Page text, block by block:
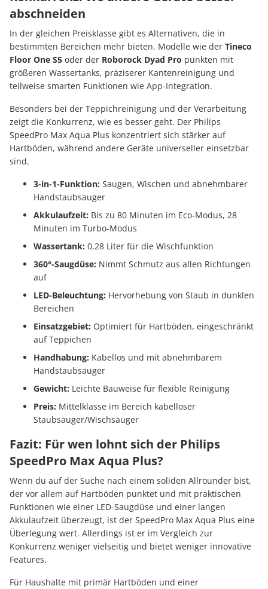
abschneiden
In der gleichen Preisklasse gibt es Alternativen, die in
bestimmten Bereichen mehr bieten. Modelle wie der Tineco
Floor One S5 oder der Roborock Dyad Pro punkten mit
größeren Wassertanks, präziserer Kantenreinigung und
teilweise smarten Funktionen wie App-Integration.
Besonders bei der Teppichreinigung und der Verarbeitung
zeigt die Konkurrenz, wie es besser geht. Der Philips
SpeedPro Max Aqua Plus konzentriert sich stärker auf
Hartböden, während andere Geräte universeller einsetzbar
sind.
3-in-1-Funktion: Saugen, Wischen und abnehmbarer
Handstaubsauger
Akkulaufzeit: Bis zu 80 Minuten im Eco-Modus, 28
Minuten im Turbo-Modus
Wassertank: 0,28 Liter für die Wischfunktion
360°-Saugdüse: Nimmt Schmutz aus allen Richtungen
auf
LED-Beleuchtung: Hervorhebung von Staub in dunklen
Bereichen
Einsatzgebiet: Optimiert für Hartböden, eingeschränkt
auf Teppichen
Handhabung: Kabellos und mit abnehmbarem
Handstaubsauger
Gewicht: Leichte Bauweise für flexible Reinigung
Preis: Mittelklasse im Bereich kabelloser
Staubsauger/Wischsauger
Fazit: Für wen lohnt sich der Philips
SpeedPro Max Aqua Plus?
Wenn du auf der Suche nach einem soliden Allrounder bist,
der vor allem auf Hartböden punktet und mit praktischen
Funktionen wie einer LED-Saugdüse und einer langen
Akkulaufzeit überzeugt, ist der SpeedPro Max Aqua Plus eine
Überlegung wert. Allerdings ist er im Vergleich zur
Konkurrenz weniger vielseitig und bietet weniger innovative
Features.
Für Haushalte mit primär Hartböden und einer